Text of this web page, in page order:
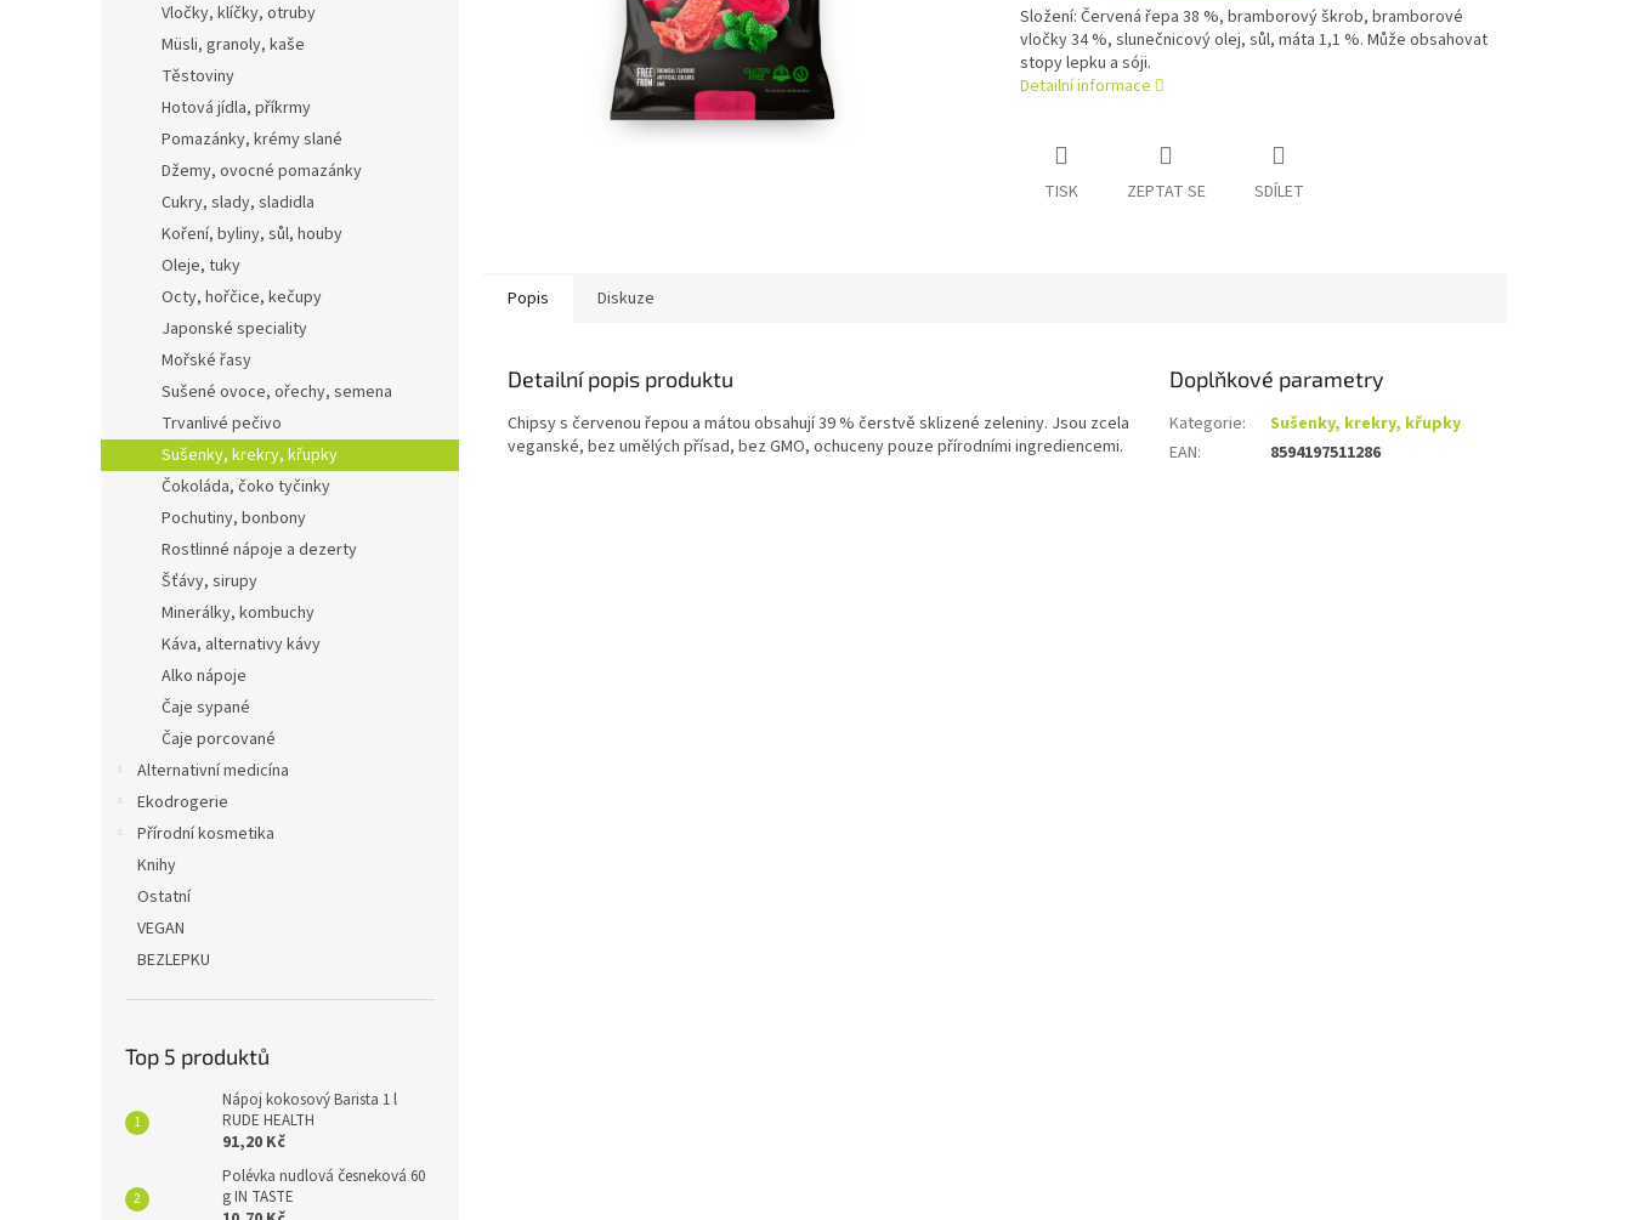
Vločky, klíčky, otruby
Müsli, granoly, kaše
Těstoviny
Hotová jídla, příkrmy
Pomazánky, krémy slané
Džemy, ovocné pomazánky
Cukry, slady, sladidla
Koření, byliny, sůl, houby
Oleje, tuky
Octy, hořčice, kečupy
Japonské speciality
Mořské řasy
Sušené ovoce, ořechy, semena
Trvanlivé pečivo
Sušenky, krekry, křupky
Čokoláda, čoko tyčinky
Pochutiny, bonbony
Rostlinné nápoje a dezerty
Šťávy, sirupy
Minerálky, kombuchy
Káva, alternativy kávy
Alko nápoje
Čaje sypané
Čaje porcované
Alternativní medicína
Ekodrogerie
Přírodní kosmetika
Knihy
Ostatní
VEGAN
BEZLEPKU
Top 5 produktů
Nápoj kokosový Barista 1 l
RUDE HEALTH
91,20 Kč
Polévka nudlová česneková 60
g IN TASTE
Složení: Červená řepa 38 %, bramborový škrob, bramborové
vločky 34 %, slunečnicový olej, sůl, máta 1,1 %. Může obsahovat
stopy lepku a sóji.
Detailní informace
TISK ZEPTAT SE SDÍLET
Popis Diskuze
Detailní popis produktu
Chipsy s červenou řepou a mátou obsahují 39 % čerstvě sklizené zeleniny. Jsou zcela
veganské, bez umělých přísad, bez GMO, ochuceny pouze přírodními ingrediencemi.
Doplňkové parametry
Kategorie:
Sušenky, krekry, křupky
EAN: 8594197511286